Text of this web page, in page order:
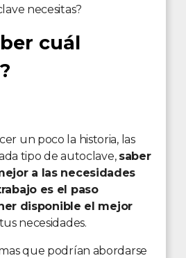
necesitas?
cuál
un poco la historia, las
tipo de autoclave, saber
a las necesidades
es el paso
disponible el mejor
necesidades.
que podrían abordarse